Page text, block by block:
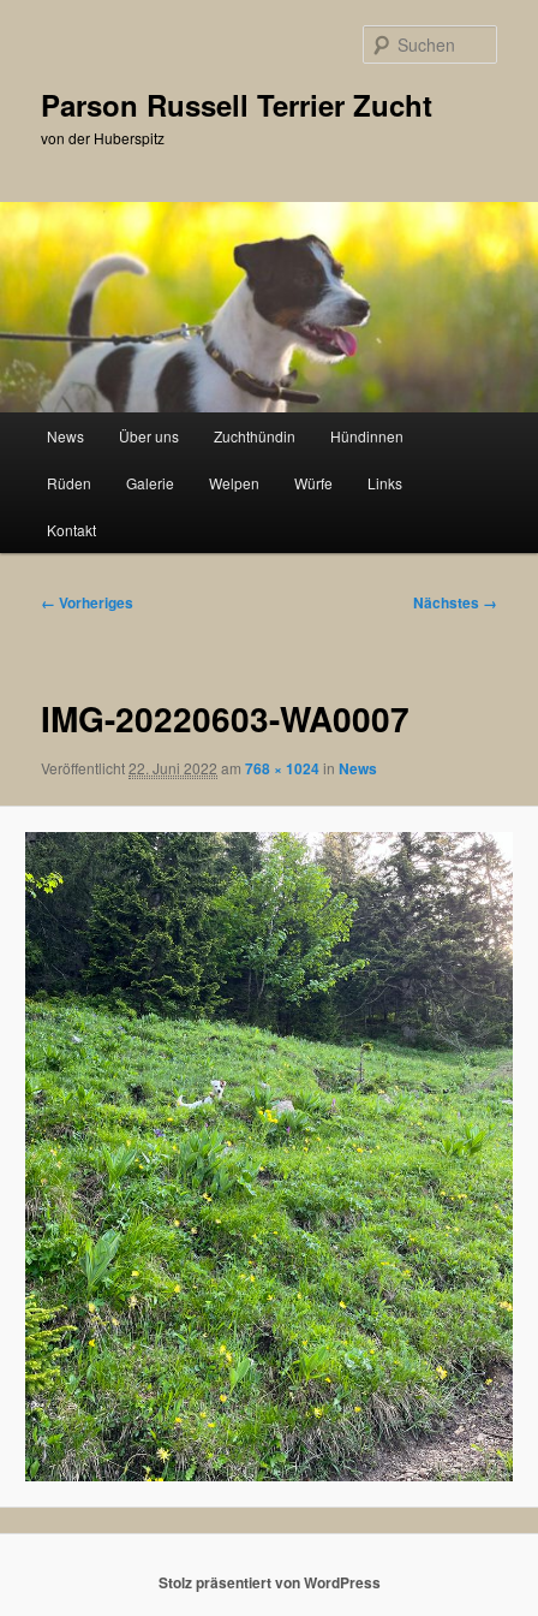
Parson Russell Terrier Zucht
von der Huberspitz
News Über uns Zuchthündin Hündinnen
Rüden Galerie Welpen Würfe Links
Kontakt
Bilder-
← Vorheriges Nächstes →
IMG-20220603-WA0007
Veröffentlicht22. Juni 2022 am768 × 1024inNews
Stolz präsentiert von WordPress